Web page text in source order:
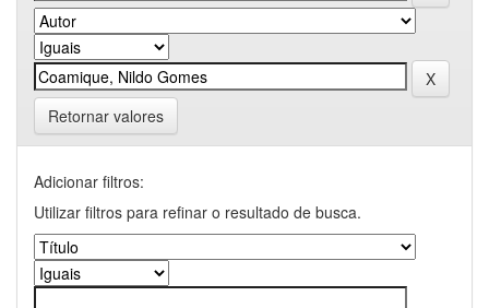
Retornar valores
Adicionar filtros:
Utilizar filtros para refinar o resultado de busca.